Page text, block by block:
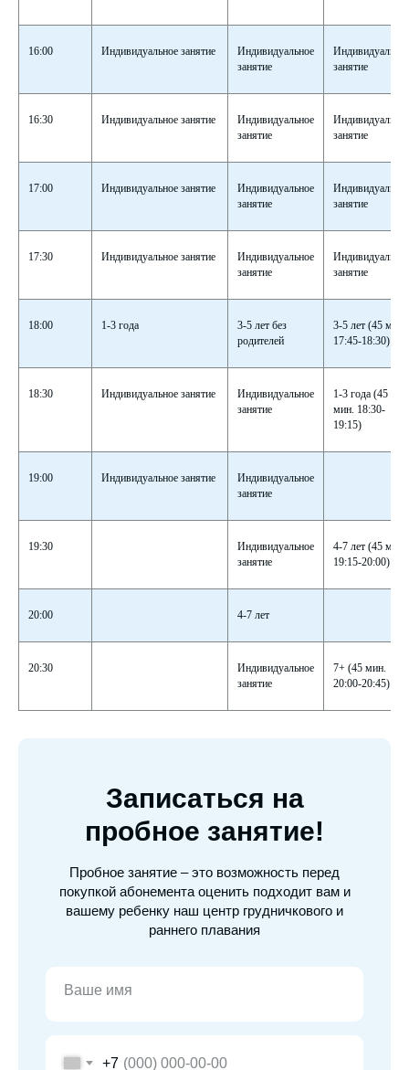
16:00 Индивидуальное занятие
Индивидуальное
занятие
Индивидуальное
занятие
16:30 Индивидуальное занятие
Индивидуальное
занятие
Индивидуальное
занятие
17:00 Индивидуальное занятие
Индивидуальное
занятие
Индивидуальное
занятие
17:30 Индивидуальное занятие
Индивидуальное
занятие
Индивидуальное
занятие
18:00 1-3 года
3-5 лет без
родителей
3-5 лет (45 мин.
17:45-18:30)
18:30 Индивидуальное занятие
Индивидуальное
занятие
1-3 года (45
мин. 18:30-
19:15)
19:00 Индивидуальное занятие
Индивидуальное
занятие
19:30
Индивидуальное
занятие
4-7 лет (45 мин.
19:15-20:00)
20:00 4-7 лет
20:30
Индивидуальное
занятие
7+ (45 мин.
20:00-20:45)
Записаться на
пробное занятие!
Пробное занятие – это возможность перед
покупкой абонемента оценить подходит вам и
вашему ребенку наш центр грудничкового и
раннего плавания
Ваше имя
+7